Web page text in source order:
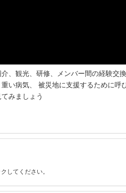
、観光、研修、メンバー間の経験交換
い病気、 被災地に支援するために呼
みましょう
してください。